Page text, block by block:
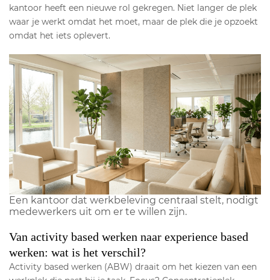
kantoor heeft een nieuwe rol gekregen. Niet langer de plek
waar je werkt omdat het moet, maar de plek die je opzoekt
omdat het iets oplevert.
Een kantoor dat werkbeleving centraal stelt, nodigt
medewerkers uit om er te willen zijn.
Van activity based werken naar experience based
werken: wat is het verschil?
Activity based werken (ABW) draait om het kiezen van een